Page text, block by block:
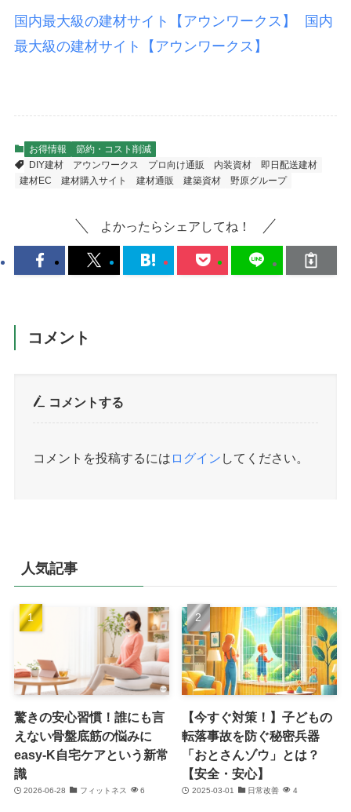
国内最大級の建材サイト【アウンワークス】
国内
最大級の建材サイト【アウンワークス】
お得情報
節約・コスト削減
DIY建材
アウンワークス プロ向け通販 内装資材
即日配送建材
建材EC
建材購入サイト 建材通販 建築資材 野原グループ
よかったらシェアしてね！
コメント
コメントする
コメントを投稿するには ログイン してください。
人気記事
驚きの安心習慣！誰にも言
えない骨盤底筋の悩みに
easy-K自宅ケアという新常
識
2026-06-28 フィットネス 6
【今すぐ対策！】子どもの
転落事故を防ぐ秘密兵器
「おとさんゾウ」とは？
【安全・安心】
2025-03-01 日常改善 4